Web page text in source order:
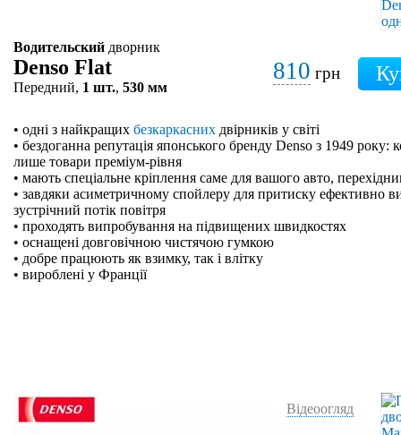
Водительский дворник
Denso Flat
Передний, 1 шт., 530 мм
810 грн
• одні з найкращих безкаркасних двірників у світі
• бездоганна репутація японського бренду Denso з 1949 року:
лише товари преміум-рівня
• мають спеціальне кріплення саме для вашого авто,
• завдяки асиметричному спойлеру для притиску ефективно
зустрічний потік повітря
• проходять випробування на підвищених швидкостях
• оснащені довговічною чистячою гумкою
• добре працюють як взимку, так і влітку
• вироблені у Франції
Відеоогляд